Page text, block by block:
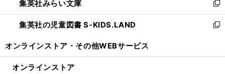
く
で
開
く
ド
ウ
で
ィ
ン
ド
開
集英社みらい文庫
新
し
い
ン
集英社の児童図書 S-KIDS.LAND
新
ウ
オンラインストア・ その他WEBサービス
オンラインストア